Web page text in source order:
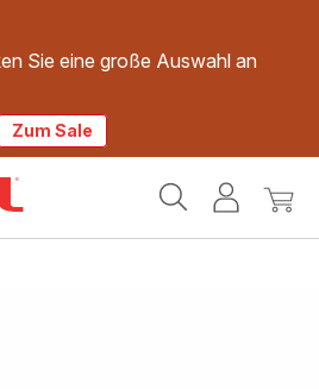
Sie eine große Auswahl an
Zum Sale
Mein
Mein